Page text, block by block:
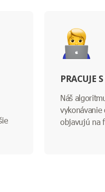
PRACUJE
Náš
vykonávanie
objavujú na